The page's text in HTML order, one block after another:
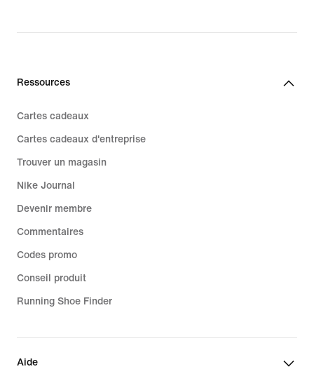
Ressources
Cartes cadeaux
Cartes cadeaux d'entreprise
Trouver un magasin
Nike Journal
Devenir membre
Commentaires
Codes promo
Conseil produit
Running Shoe Finder
Aide